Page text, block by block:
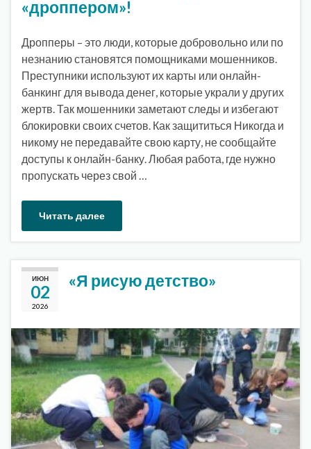
«дроппером»!
Дропперы – это люди, которые добровольно или по
незнанию становятся помощниками мошенников.
Преступники используют их карты или онлайн-
банкинг для вывода денег, которые украли у других
жертв. Так мошенники заметают следы и избегают
блокировки своих счетов. Как защититься Никогда и
никому не передавайте свою карту, не сообщайте
доступы к онлайн-банку. Любая работа, где нужно
пропускать через свой …
Читать далее
ИЮН
02
2026
«Я рисую детство»